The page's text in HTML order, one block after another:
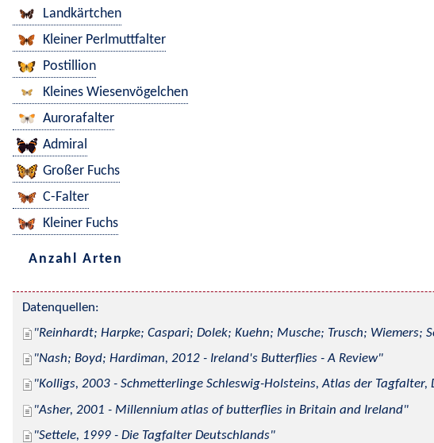
Landkärtchen
Kleiner Perlmuttfalter
Postillion
Kleines Wiesenvögelchen
Aurorafalter
Admiral
Großer Fuchs
C-Falter
Kleiner Fuchs
Anzahl Arten
Datenquellen:
Reinhardt; Harpke; Caspari; Dolek; Kuehn; Musche; Trusch;
Nash; Boyd; Hardiman, 2012 - Ireland's Butterflies - A Review
Kolligs, 2003 - Schmetterlinge Schleswig-Holsteins, Atlas der
Asher, 2001 - Millennium atlas of butterflies in Britain and Ireland
Settele, 1999 - Die Tagfalter Deutschlands